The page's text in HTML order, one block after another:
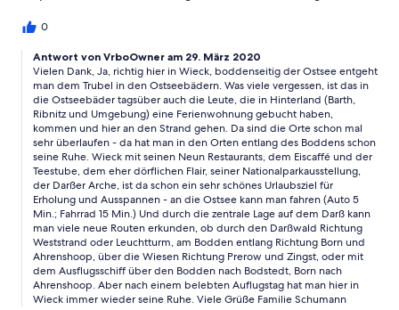
0
Antwort von VrboOwner am 29. März 2020
Vielen Dank, Ja, richtig hier in Wieck, boddenseitig der Ostsee entgeht
man dem Trubel in den Ostseebädern. Was viele vergessen, ist das in
die Ostseebäder tagsüber auch die Leute, die in Hinterland (Barth,
Ribnitz und Umgebung) eine Ferienwohnung gebucht haben,
kommen und hier an den Strand gehen. Da sind die Orte schon mal
sehr überlaufen - da hat man in den Orten entlang des Boddens schon
seine Ruhe. Wieck mit seinen Neun Restaurants, dem Eiscaffé und der
Teestube, dem eher dörflichen Flair, seiner Nationalparkausstellung,
der Darßer Arche, ist da schon ein sehr schönes Urlaubsziel für
Erholung und Ausspannen - an die Ostsee kann man fahren (Auto 5
Min.; Fahrrad 15 Min.) Und durch die zentrale Lage auf dem Darß kann
man viele neue Routen erkunden, ob durch den Darßwald Richtung
Weststrand oder Leuchtturm, am Bodden entlang Richtung Born und
Ahrenshoop, über die Wiesen Richtung Prerow und Zingst, oder mit
dem Ausflugsschiff über den Bodden nach Bodstedt, Born nach
Ahrenshoop. Aber nach einem belebten Auflugstag hat man hier in
Wieck immer wieder seine Ruhe. Viele Grüße Familie Schumann